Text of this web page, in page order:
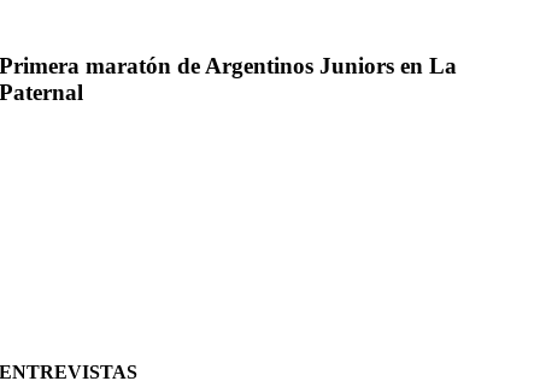
Primera maratón de Argentinos Juniors en La
Paternal
ENTREVISTAS